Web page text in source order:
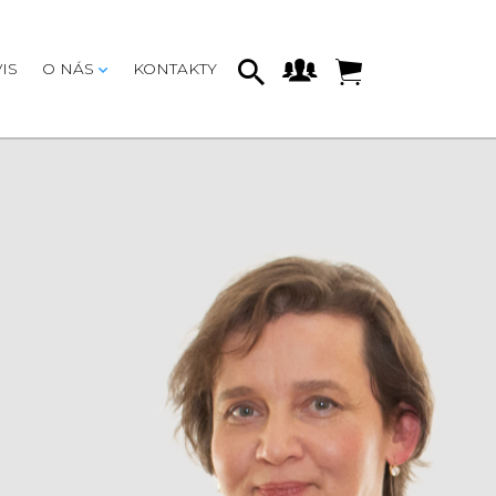
O NÁS KONTAKTY